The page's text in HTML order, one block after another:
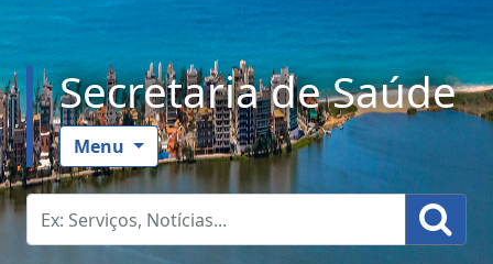
Secretaria de Saúde
Menu